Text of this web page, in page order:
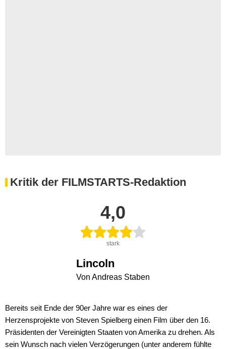
Kritik der FILMSTARTS-Redaktion
4,0
stark
Lincoln
Von Andreas Staben
Bereits seit Ende der 90er Jahre war es eines der
Herzensprojekte von Steven Spielberg einen Film über den 16.
Präsidenten der Vereinigten Staaten von Amerika zu drehen. Als
sein Wunsch nach vielen Verzögerungen (unter anderem fühlte